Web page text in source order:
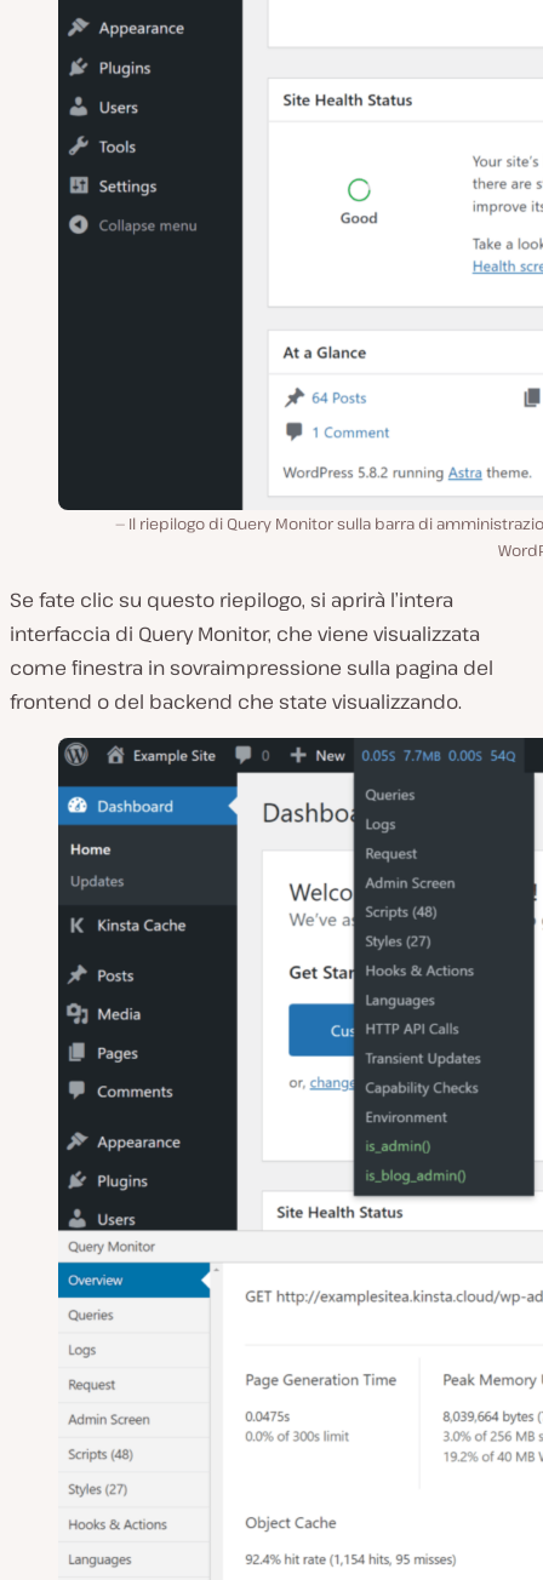
Il riepilogo di Query Monitor sulla barra di
Se fate clic su questo riepilogo, si aprirà l’intera
interfaccia di Query Monitor, che viene visualizzata
come finestra in sovraimpressione sulla pagina del
frontend o del backend che state visualizzando.